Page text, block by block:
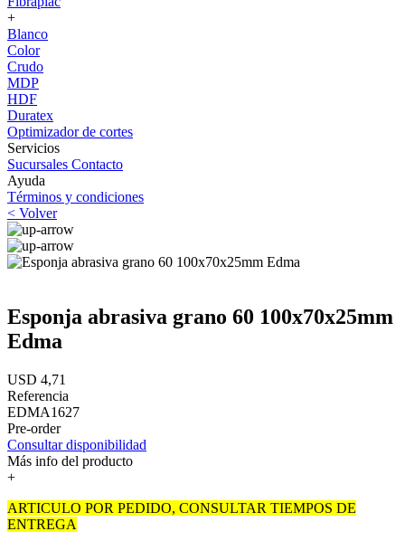
+
Blanco
Color
Crudo
MDP
HDF
Duratex
Optimizador de cortes
Servicios
Sucursales Contacto
Ayuda
Términos y condiciones
< Volver
Esponja abrasiva grano 60 100x70x25mm
Edma
USD 4,71
Referencia
EDMA1627
Pre-order
Consultar disponibilidad
Más info del producto
+
ARTICULO POR PEDIDO, CONSULTAR TIEMPOS DE
ENTREGA